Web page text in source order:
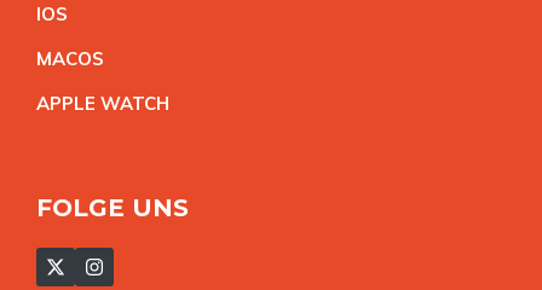
IOS
MACOS
APPLE WATCH
FOLGE UNS